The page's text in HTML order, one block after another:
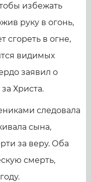
избежать
руку в огонь,
сгореть в огне,
видимых
заявил о
Христа.
следовала
сына,
за веру. Оба
смерть,